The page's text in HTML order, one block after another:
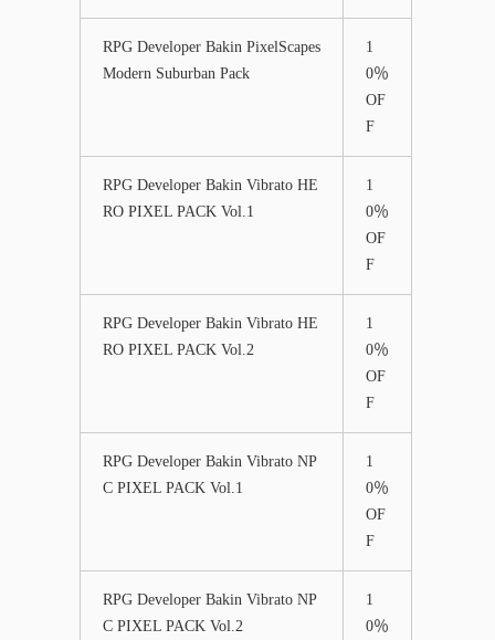
RPG Developer Bakin PixelScapes
Modern Suburban Pack
1
0％
OF
F
RPG Developer Bakin Vibrato HE
RO PIXEL PACK Vol.1
1
0％
OF
F
RPG Developer Bakin Vibrato HE
RO PIXEL PACK Vol.2
1
0％
OF
F
RPG Developer Bakin Vibrato NP
C PIXEL PACK Vol.1
1
0％
OF
F
RPG Developer Bakin Vibrato NP
C PIXEL PACK Vol.2
1
0％